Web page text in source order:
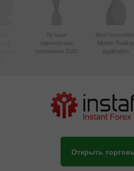
Лучшая
партнерская
программа 2020
Most Innovative
Mobile Trading
Application
Открыть